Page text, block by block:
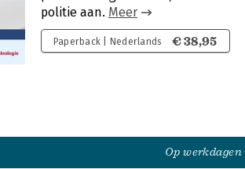
politie aan. Meer
Paperback | Nederlands € 38,95
Op